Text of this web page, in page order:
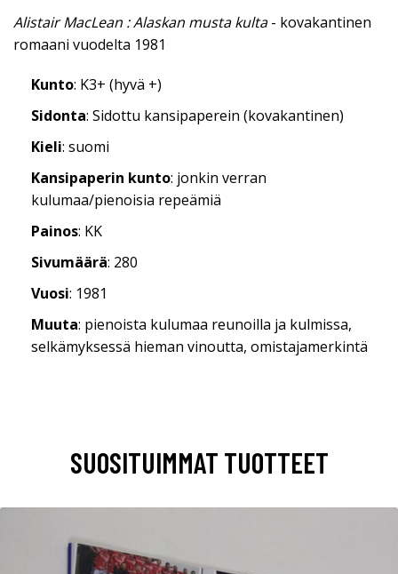
Alistair MacLean : Alaskan musta kulta- kovakantinen
romaani vuodelta 1981
Kunto: K3+ (hyvä +)
Sidonta: Sidottu kansipaperein (kovakantinen)
Kieli: suomi
Kansipaperin kunto: jonkin verran
kulumaa/pienoisia repeämiä
Painos: KK
Sivumäärä: 280
Vuosi: 1981
Muuta: pienoista kulumaa reunoilla ja kulmissa,
selkämyksessä hieman vinoutta, omistajamerkintä
SUOSITUIMMAT TUOTTEET